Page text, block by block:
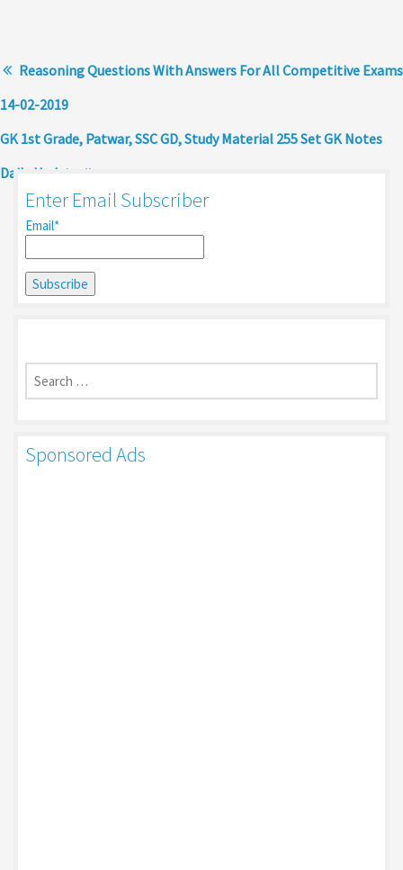
Reasoning Questions With Answers For All Competitive Exams
14-02-2019
GK 1st Grade, Patwar, SSC GD, Study Material 255 Set GK Notes
Daily Update
Enter Email Subscriber
Email*
Search
for:
Sponsored Ads